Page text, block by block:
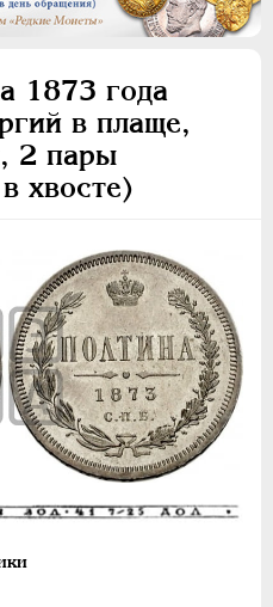
1873 года
в плаще,
2 пары
хвосте)
1740
1741